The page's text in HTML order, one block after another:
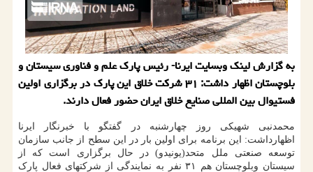
به گزارش لینک وبسایت ایرنا- رئیس پارک علم و فناوری سیستان و
بلوچستان اظهار داشت: ۳۱ شرکت خلاق این پارک در برگزاری اولین
فستیوال بین المللی صنایع خلاق ایران حضور فعال دارند.
محمدنبی شهیکی روز چهارشنبه در گفتگو با خبرنگار ایرنا
اظهارداشت: این برنامه برای اولین بار در این سطح از جانب سازمان
توسعه صنعتی ملل متحد(یونیدو) در حال برگزاری است که از
سیستان وبلوچستان هم ۳۱ نفر به نمایندگی از شرکتهای فعال پارک